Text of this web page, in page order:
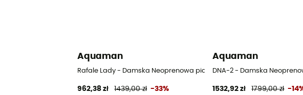
Aquaman
Rafale Lady - Damska Neoprenowa pianka do pływania triathlon
962,38 zł 1439,00 zł -33%
Aquaman
DNA-2 - Damska
1532,92 zł 1799,00 zł -